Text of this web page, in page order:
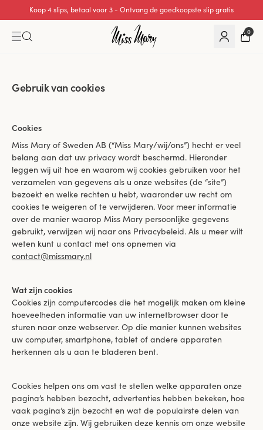
Koop 4 slips, betaal voor 3 - Ontvang de goedkoopste slip gratis
0
Gebruik van cookies
Cookies
Miss Mary of Sweden AB (“Miss Mary/wij/ons”) hecht er veel
belang aan dat uw privacy wordt beschermd. Hieronder
leggen wij uit hoe en waarom wij cookies gebruiken voor het
verzamelen van gegevens als u onze websites (de “site”)
bezoekt en welke rechten u hebt, waaronder uw recht om
cookies te weigeren of te verwijderen. Voor meer informatie
over de manier waarop Miss Mary persoonlijke gegevens
gebruikt, verwijzen wij naar ons Privacybeleid. Als u meer wilt
weten kunt u contact met ons opnemen via
contact@missmary.nl
Wat zijn cookies
Cookies zijn computercodes die het mogelijk maken om kleine
hoeveelheden informatie van uw internetbrowser door te
sturen naar onze webserver. Op die manier kunnen websites
uw computer, smartphone, tablet of andere apparaten
herkennen als u aan te bladeren bent.
Cookies helpen ons om vast te stellen welke apparaten onze
pagina’s hebben bezocht, advertenties hebben bekeken, hoe
vaak pagina’s zijn bezocht en wat de populairste delen van
onze website zijn. Wij gebruiken deze kennis om onze website